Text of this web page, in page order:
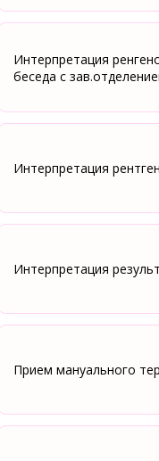
Интерпретация
беседа с
Интерпретация
Интерпретация
Прием мануального